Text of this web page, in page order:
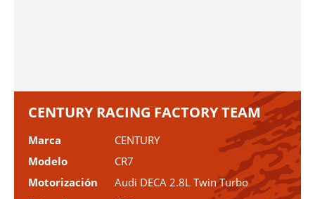
CENTURY RACING FACTORY TEAM
Marca
CENTURY
Modelo
CR7
Motorización
Audi DECA 2.8L Twin Turbo